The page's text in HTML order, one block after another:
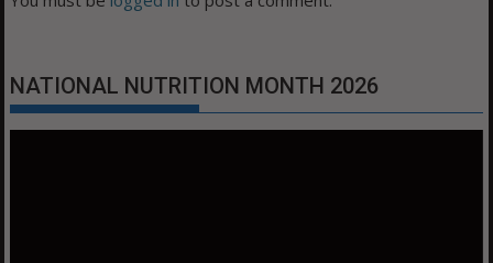
NATIONAL NUTRITION MONTH 2026